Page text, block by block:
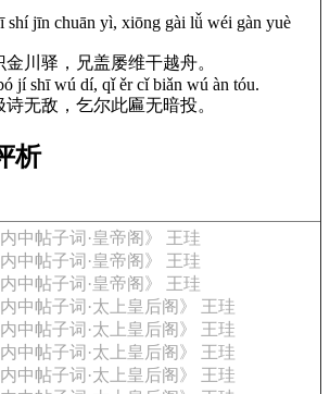
shí jīn chuān yì, xiōng gài lǚ wéi gàn yuè
金川驿，兄盖屡维干越舟。
jí shī wú dí, qǐ ěr cǐ biǎn wú àn tóu.
无敌，乞尔此匾无暗投。
析
内中帖子词·皇帝阁》 王珪
内中帖子词·皇帝阁》 王珪
内中帖子词·皇帝阁》 王珪
内中帖子词·太上皇后阁》 王珪
内中帖子词·太上皇后阁》 王珪
内中帖子词·太上皇后阁》 王珪
内中帖子词·太上皇后阁》 王珪